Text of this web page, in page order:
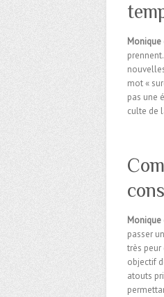
Monique
mot «
pas une
culte de
Monique
passer
très peur
objectif
atouts